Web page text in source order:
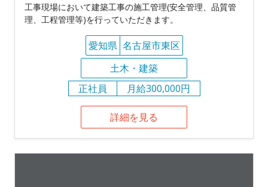
工事現場において建築工事の施工管理(安全管理、品質管
理、工程管理等)を行っていただきます。
愛知県 名古屋市東区
土木・建築
正社員
月給300,000円
詳細を見る